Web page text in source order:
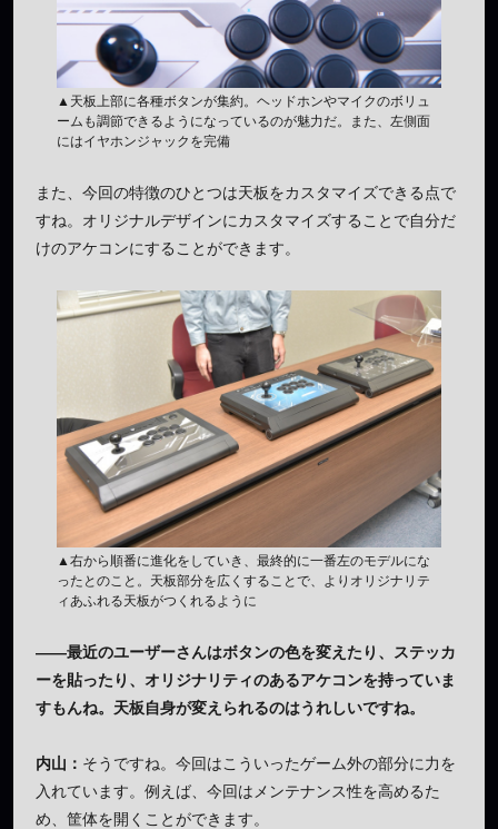
▲天板上部に各種ボタンが集約。ヘッドホンやマイクのボリュ
ームも調節できるようになっているのが魅力だ。また、左側面
にはイヤホンジャックを完備
また、今回の特徴のひとつは天板をカスタマイズできる点で
すね。オリジナルデザインにカスタマイズすることで自分だ
けのアケコンにすることができます。
▲右から順番に進化をしていき、最終的に一番左のモデルにな
ったとのこと。天板部分を広くすることで、よりオリジナリテ
ィあふれる天板がつくれるように
——最近のユーザーさんはボタンの色を変えたり、ステッカ
ーを貼ったり、オリジナリティのあるアケコンを持っていま
すもんね。天板自身が変えられるのはうれしいですね。
内山： そうですね。今回はこういったゲーム外の部分に力を
入れています。例えば、今回はメンテナンス性を高めるた
め、筐体を開くことができます。